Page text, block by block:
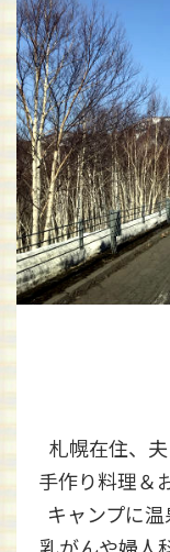
札幌在住、
手作り料理＆
キャンプに温
乳がんや婦人